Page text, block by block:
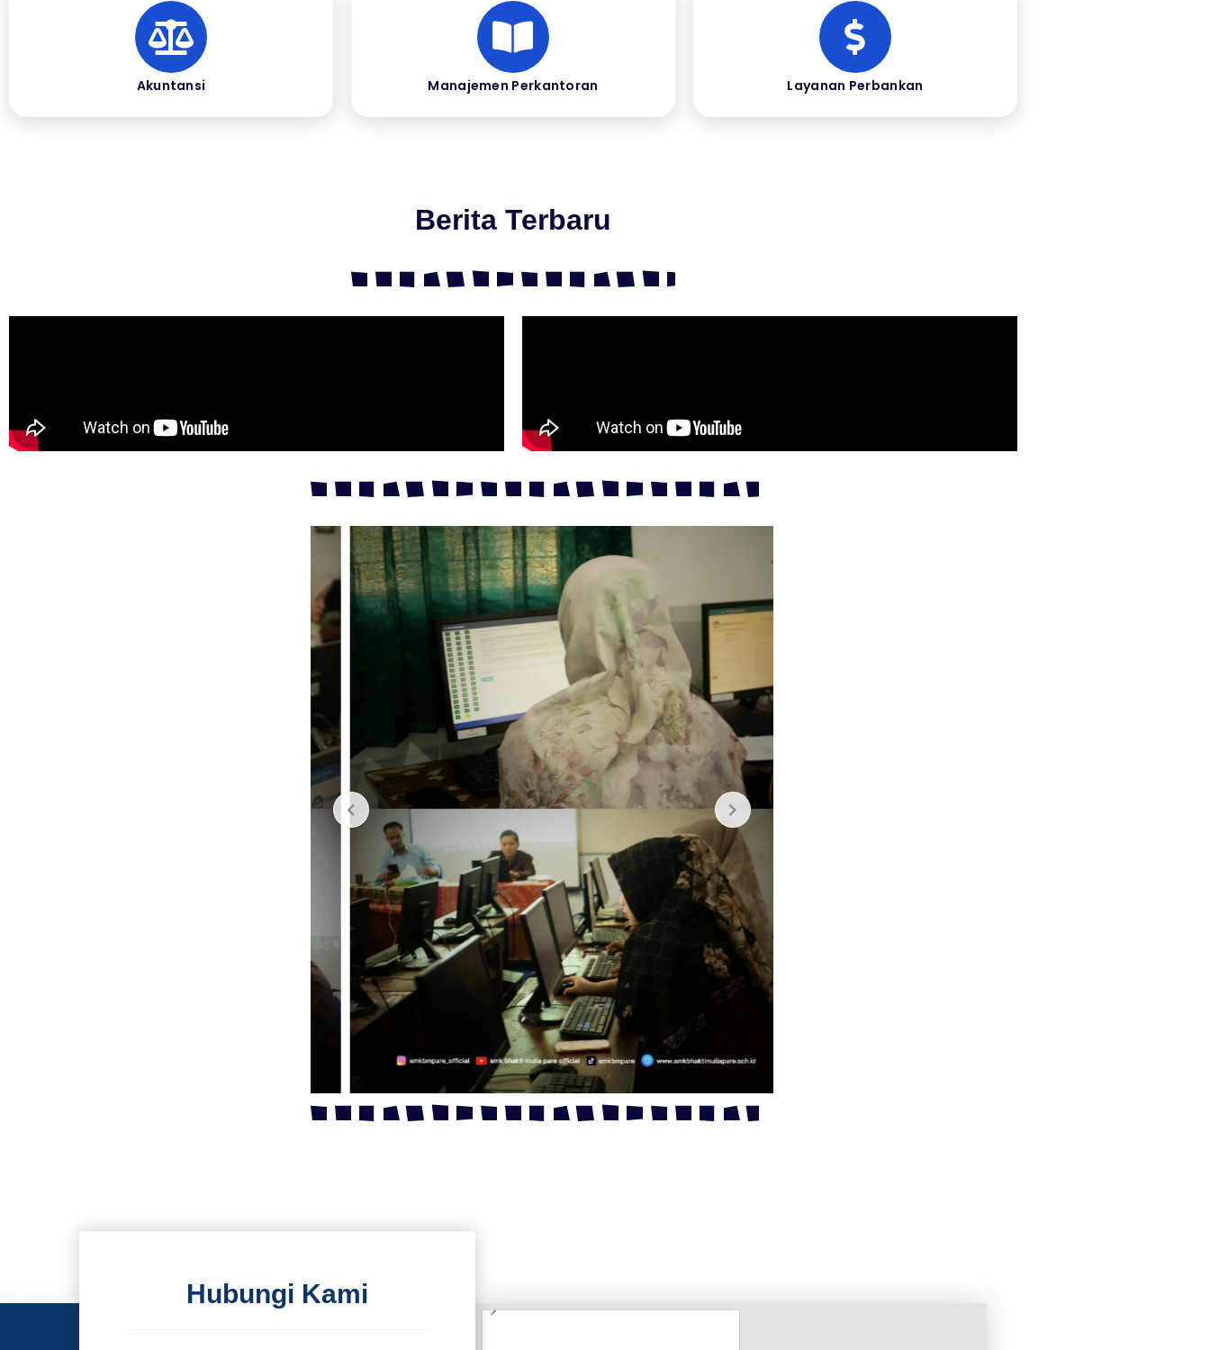
Akuntansi Manajemen Perkantoran Layanan Perbankan
Berita Terbaru
Hubungi Kami